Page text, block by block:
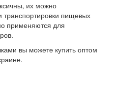
их можно
транспортировки пищевых
применяются для
вы можете купить оптом